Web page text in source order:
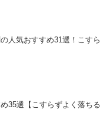
人気おすすめ31選！こす
35選【こすらずよく落ち